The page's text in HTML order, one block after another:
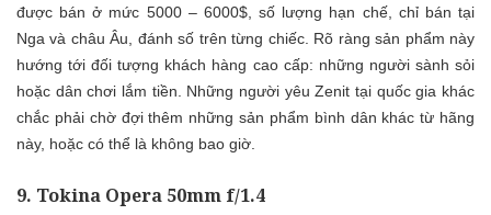
được bán ở mức 5000 – 6000$, số lượng hạn chế, chỉ bán tại
Nga và châu Âu, đánh số trên từng chiếc. Rõ ràng sản phẩm này
hướng tới đối tượng khách hàng cao cấp: những người sành sỏi
hoặc dân chơi lắm tiền. Những người yêu Zenit tại quốc gia khác
chắc phải chờ đợi thêm những sản phẩm bình dân khác từ hãng
này, hoặc có thể là không bao giờ.
9. Tokina Opera 50mm f/1.4